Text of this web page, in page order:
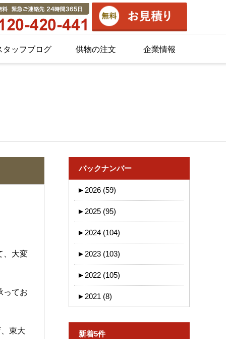
タッフブログ 供物の注文 企業情報
、大変
ってお
東大
バックナンバー
► 2026 (59)
► 2025 (95)
► 2024 (104)
► 2023 (103)
► 2022 (105)
► 2021 (8)
新着5件